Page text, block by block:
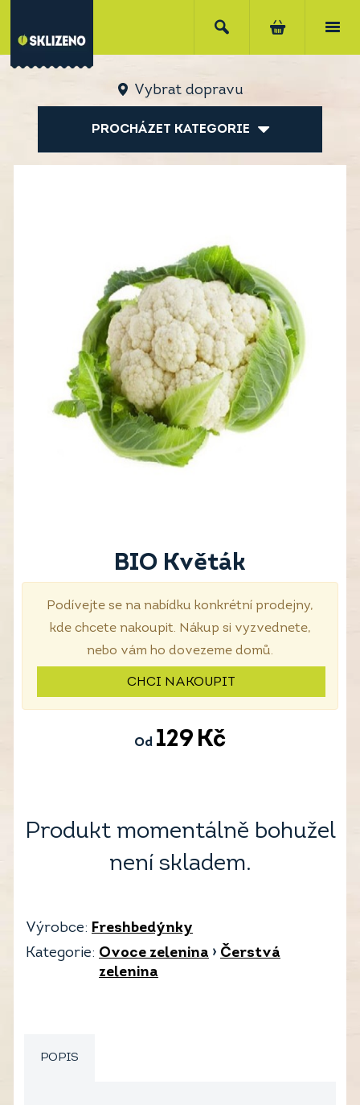
Vybrat dopravu
PROCHÁZET KATEGORIE
BIO Květák
Podívejte se na nabídku konkrétní prodejny,
kde chcete nakoupit. Nákup si vyzvednete,
nebo vám ho dovezeme domů.
CHCI NAKOUPIT
Od 129 Kč
Produkt momentálně bohužel
není skladem.
Výrobce: Freshbedýnky
Kategorie: Ovoce zelenina › Čerstvá
zelenina
POPIS